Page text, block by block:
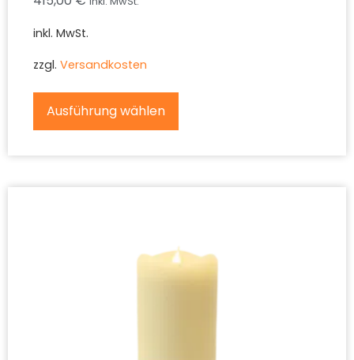
inkl. MwSt.
zzgl. Versandkosten
Ausführung wählen